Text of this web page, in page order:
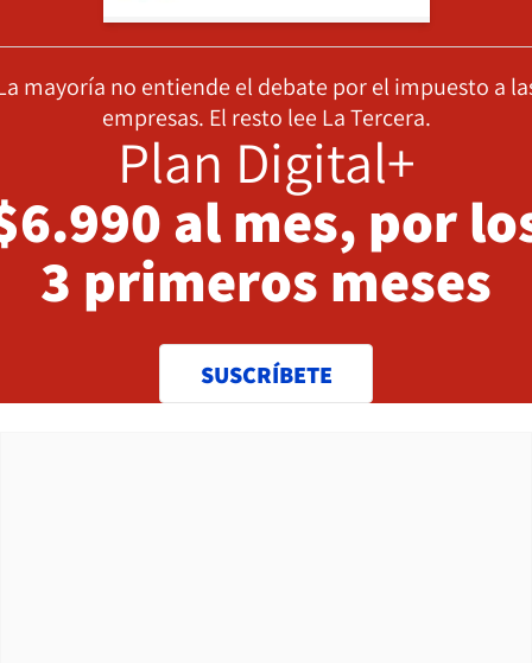
mayoría no entiende el debate por el impuesto a
empresas. El resto lee La Tercera.
Plan Digital+
al mes, por
3 primeros meses
SUSCRÍBETE